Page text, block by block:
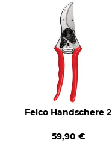
Felco Handschere 2
59,90 €